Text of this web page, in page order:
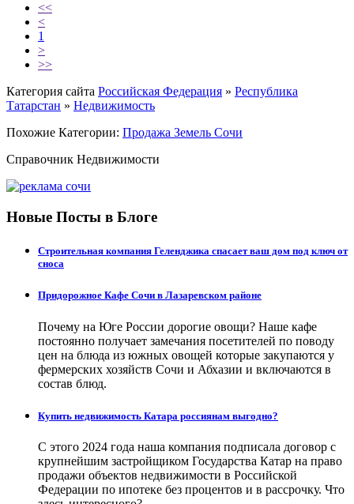
<<
<
1
>
>>
Категория сайта Российская Федерация » Республика
Татарстан » Недвижимость
Похожие Категории: Продажа Земель Сочи
Справочник Недвижимости
Новые Посты в Блоге
Строительная компания Геленджика спасает ваш дом под ключ от
сноса
Придорожное Кафе Сочи в Лазаревском районе
Почему на Юге России дорогие овощи? Наше кафе
постоянно получает замечания посетителей по поводу
цен на блюда из южных овощей которые закупаются у
фермерских хозяйств Сочи и Абхазии и включаются в
состав блюд.
Купить недвижимость Катара россиянам выгодно?
С этого 2024 года наша компания подписала договор с
крупнейшим застройщиком Государства Катар на право
продажи объектов недвижимости в Российской
Федерации по ипотеке без процентов и в рассрочку. Что